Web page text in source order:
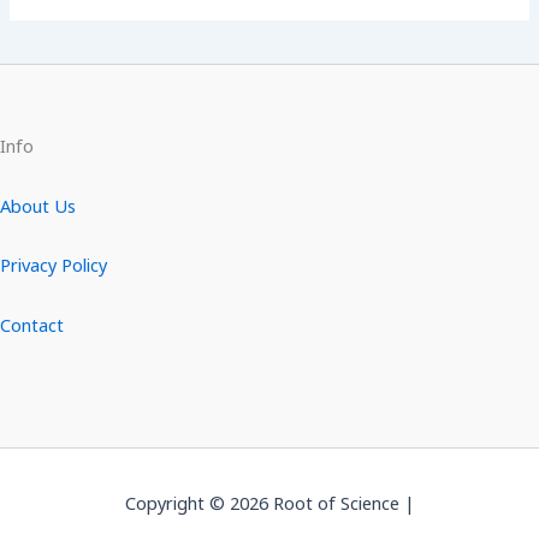
Info
About Us
Privacy Policy
Contact
Copyright © 2026 Root of Science |